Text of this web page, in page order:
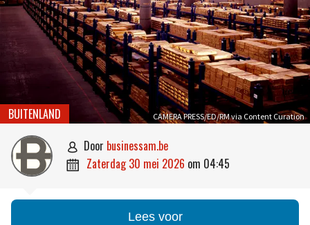
CAMERA PRESS/ED/RM via Content Curation
BUITENLAND
 door businessam.be
 zaterdag 30 mei 2026 om 04:45
Lees voor